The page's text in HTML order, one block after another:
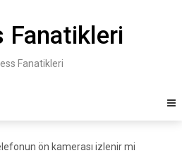
Fanatikleri
Fanatikleri
ön kamerası izlenir mi